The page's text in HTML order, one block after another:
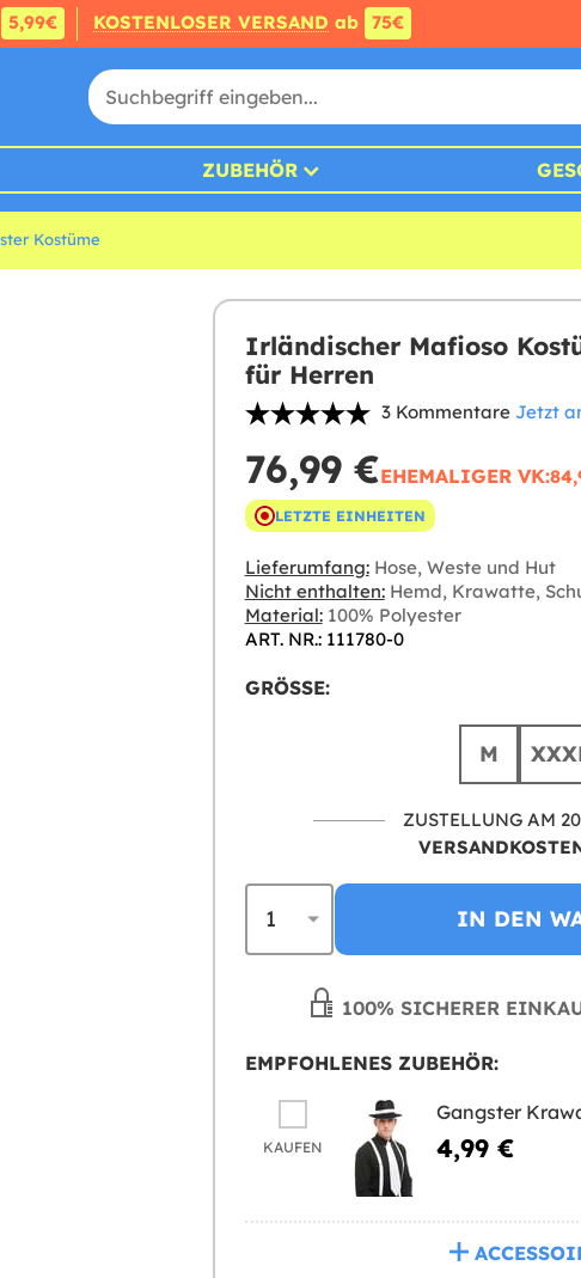
5,99€ KOSTENLOSER VERSAND ab 75€
ZUBEHÖR
Kostüme
Irländischer Mafioso
für Herren
3 Kommentare Jetzt
76,99 €EHEMALIGER VK:
LETZTE EINHEITEN
Lieferumfang:Hose, Weste und Hut
Nicht enthalten:Hemd, Krawatte,
Material:100% Polyester
ART. NR.: 111780-0
GRÖSSE:
M
ZUSTELLUNG AM
IN DEN
100% SICHERER
EMPFOHLENES ZUBEHÖR:
KAUFEN
Gangster
4,99 €